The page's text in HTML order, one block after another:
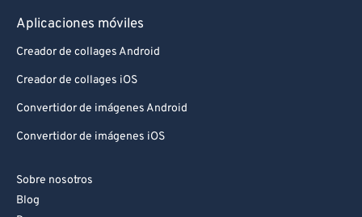
Aplicaciones móviles
Creador de collages Android
Creador de collages iOS
Convertidor de imágenes Android
Convertidor de imágenes iOS
Sobre nosotros
Blog